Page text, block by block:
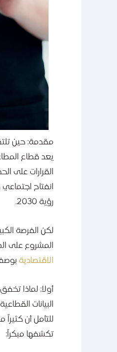
مقدمة: حين
يعد قطاع
القرارات على
انفتاح
رؤية 2030.
لكن الفرصة
المشروع على
الاقتصادية
أولا: لماذا
البيانات
للتأمل أن
تكشفها مبكراً: